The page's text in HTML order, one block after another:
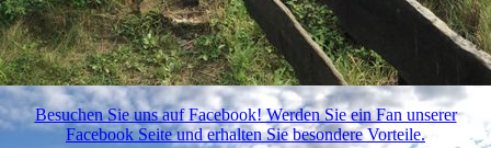
Besuchen Sie uns auf Facebook! Werden Sie ein Fan unserer
Facebook Seite und erhalten Sie besondere Vorteile.